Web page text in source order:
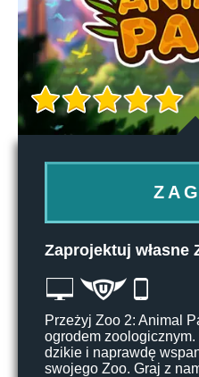
Zaprojektuj własne
Przeżyj Zoo 2: Animal
ogrodem
dzikie i naprawdę
swojego Zoo. Graj z